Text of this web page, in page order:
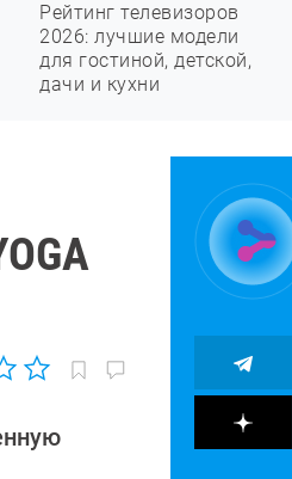
Рейтинг телевизоров
2026: лучшие модели
для гостиной, детской,
дачи и кухни